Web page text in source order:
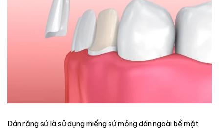
Dán răng sứ là sử dụng miếng sứ mỏng dán ngoài bề mặt